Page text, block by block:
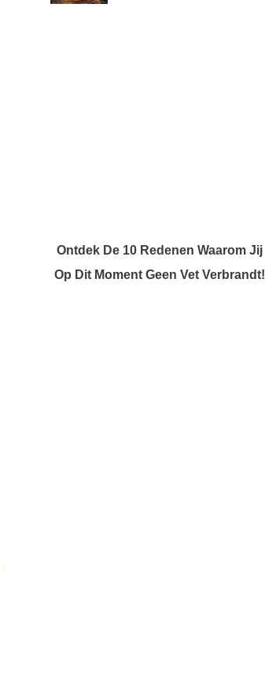
Ontdek De 10 Redenen Waarom Jij
Op Dit Moment Geen Vet Verbrandt!